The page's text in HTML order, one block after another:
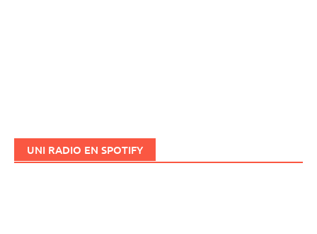
UNI RADIO EN SPOTIFY